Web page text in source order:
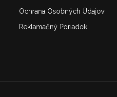
Ochrana Osobných Údajov
Reklamačný Poriadok